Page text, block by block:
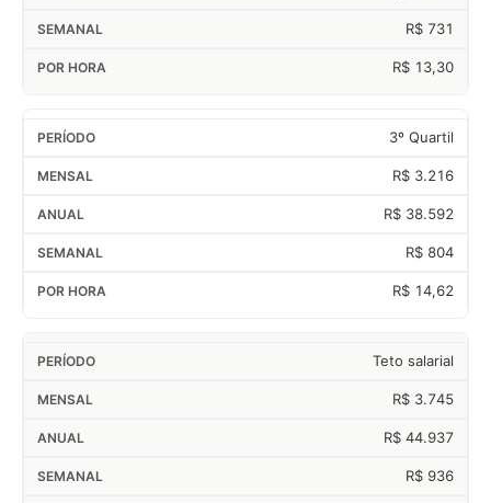
R$ 731
R$ 13,30
3º Quartil
R$ 3.216
R$ 38.592
R$ 804
R$ 14,62
Teto salarial
R$ 3.745
R$ 44.937
R$ 936